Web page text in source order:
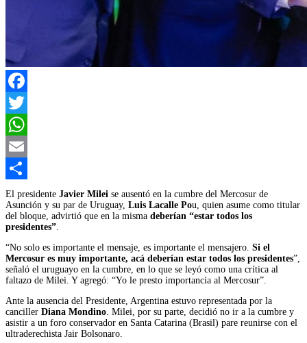
Facebook
Twitter
WhatsApp
Email
Compartir
El presidente Javier Milei se ausentó en la cumbre del Mercosur de
Asunción y su par de Uruguay, Luis Lacalle Pou, quien asume como titular
del bloque, advirtió que en la misma deberían “estar todos los
presidentes”
“No solo es importante el mensaje, es importante el mensajero. Si el
Mercosur es muy importante, acá deberían estar todos los presidentes”,
señaló el uruguayo en la cumbre, en lo que se leyó como una crítica al
faltazo de Milei. Y agregó: “Yo le presto importancia al Mercosur”.
Ante la ausencia del Presidente, Argentina estuvo representada por la
canciller Diana Mondino . Milei, por su parte, decidió no ir a la cumbre y
asistir a un foro conservador en Santa Catarina (Brasil) pare reunirse con el
ultraderechista Jair Bolsonaro.